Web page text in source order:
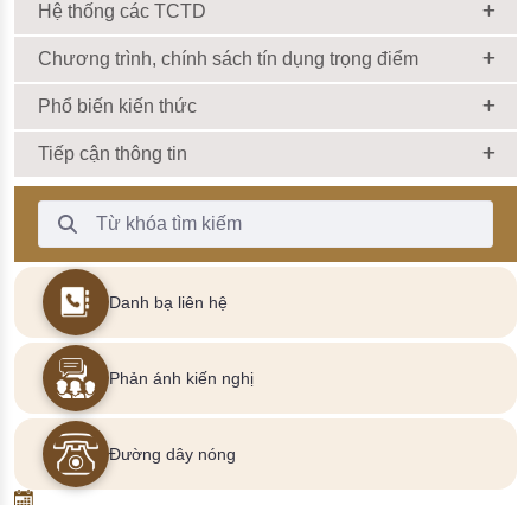
Hệ thống các TCTD
Chương trình, chính sách tín dụng trọng điểm
Phổ biến kiến thức
Tiếp cận thông tin
Thanh Tìm kiếm
Danh bạ liên hệ
Phản ánh kiến nghị
Đường dây nóng